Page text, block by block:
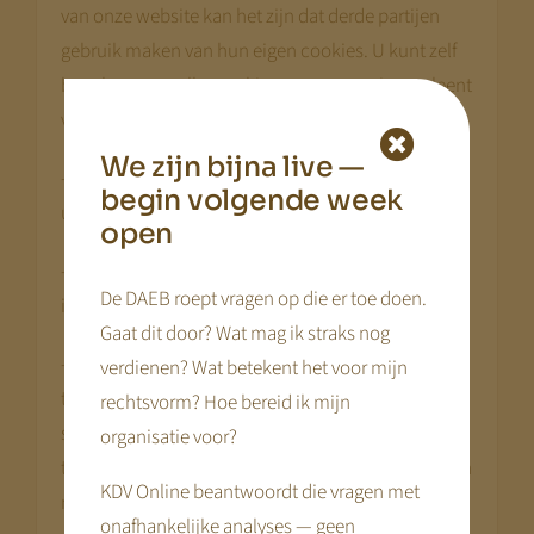
van onze website kan het zijn dat derde partijen
gebruik maken van hun eigen cookies. U kunt zelf
bepalen aan welke cookies u toestemming verleent
via onderstaande links.
– [rcb-consent type=”change” tag=”a” text=”Wijzig
uw privacy instellingen”]
– [rcb-consent type=”history” tag=”a” text=”Privacy
instellingen historie”]
– [rcb-consent type=”revoke” tag=”a”
text=”Toestemmingen herroepen”
successmessage=”U heeft succesvol de
toestemmingen herroepen. De pagina herlaadt zich
nu.”]
We zijn bijna live —
begin volgende week
open
De DAEB roept vragen op die er toe doen.
Gaat dit door? Wat mag ik straks nog
verdienen? Wat betekent het voor mijn
rechtsvorm? Hoe bereid ik mijn
organisatie voor?
KDV Online beantwoordt die vragen met
onafhankelijke analyses — geen